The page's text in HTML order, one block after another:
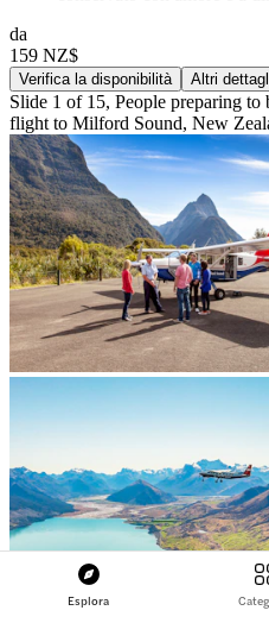
Esplora
da
159 NZ$
Verifica la disponibilità Altri
Slide 1 of 15, People preparing to
flight to Milford Sound, New